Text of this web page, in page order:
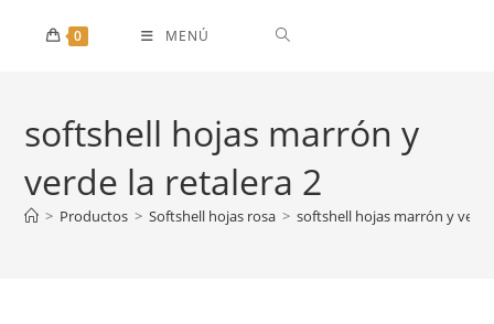
0 MENÚ
softshell hojas marrón y
verde la retalera 2
> Productos > Softshell hojas rosa > softshell hojas marrón y